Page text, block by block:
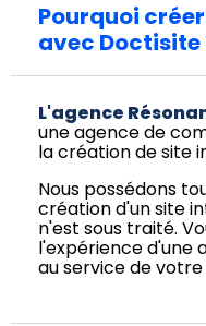
Pourquoi
avec Doctisite
L'agence
une agence de
la création de site
Nous possédons
création d'un site
n'est sous traité.
l'expérience d'une
au service de